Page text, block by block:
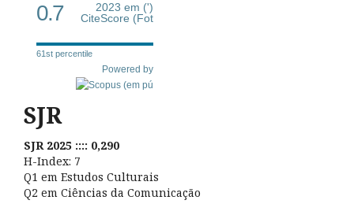
0.7
2023 em (')
CiteScore (Fot
61st percentile
Powered by
SJR
SJR 2025 :::: 0,290
H-Index: 7
Q1 em Estudos Culturais
Q2 em Ciências da Comunicação